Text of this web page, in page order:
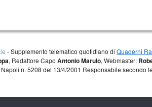
- Supplemento telematico quotidiano di Quaderni
, Redattore Capo Antonio Marulo, Webmaster:
Napoli n. 5208 del 13/4/2001 Responsabile secondo